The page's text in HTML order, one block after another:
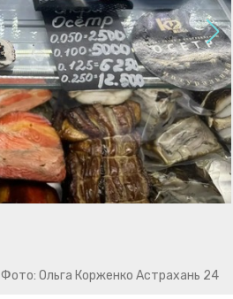
Фото: Ольга Корженко Астрахань 24